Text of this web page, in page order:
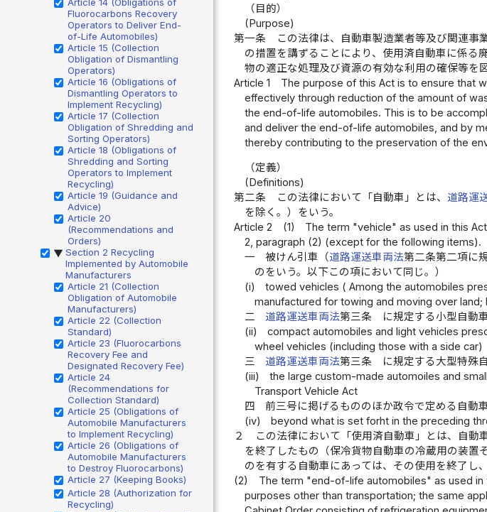
Fluorocarbons Recovery
Operators to Deliver End-
of-Life Automobiles)
Article 15 (Collection
Obligation of Dismantling
Operators)
Article 16 (Obligations of
Dismantling Operators to
Implement Recycling)
Article 17 (Collection
Obligation of Shredding and
Sorting Operators)
Article 18 (Obligations of
Shredding and Sorting
Operators to Implement
Recycling)
Article 19 (Guidance and
Advice)
Article 20
(Recommendations and
Orders)
▶ Section 2 Recycling
Implemented by Automobile
Manufacturers
Article 21 (Collection
Obligation of Automobile
Manufacturers)
Article 22 (Collection
Standard)
Article 23 (Fluorocarbons
Recovery Fee and
Designated Recovery Fee)
Article 24
(Recommendations for
Collection Standard)
Article 25 (Obligations of
Automobile Manufacturers
to Implement Recycling)
Article 26 (Obligations of
Automobile Manufacturers
to Destroy Fluorocarbons)
Article 27 (Keeping Books)
Article 28 (Authorization for
Recycling)
（目的）
(Purpose)
第一条
この法律は、自動車製造業者等及び関連事
の措置を講ずることにより、使用済自動車に係る
物の適正な処理及び資源の有効な利用の確保等を
Article 1
The purpose of this Act is to ensure that
effectively through reduction of the amount of
the end-of-life automobiles. This is to be
and deliver the end-of-life automobiles, and by
thereby contributing to the preservation of the
（定義）
(Definitions)
第二条
この法律において「自動車」とは、 道路運
を除く。）をいう。
Article 2
(1)
The term "vehicle" as used in this
2, paragraph (2) (except for the following items).
一
被けん引車（道路運送車両法第二条第二項に
のをいう。以下この項において同じ。）
(i)
towed vehicles ( Among the automobiles
manufactured for towing and moving over
二
道路運送車両法第三条 に規定する小型自動
(ii)
compact automobiles and light vehicles
wheel vehicles (including those with a side car)
三
道路運送車両法第三条 に規定する大型特殊
(iii)
the large custom-made automoiles and
Transport Vehicle Act
四
前三号に掲げるもののほか政令で定める自動
(iv)
beyond what is set forht in the preceding
２
この法律において「使用済自動車」とは、自動
を終了したもの（保冷貨物自動車の冷蔵用の装
のを有する自動車にあっては、その使用を終了し
(2)
The term "end-of-life automobiles" as used
purposes other than transportation; the same